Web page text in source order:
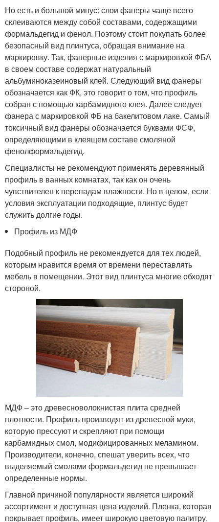
Но есть и большой минус: слои фанеры чаще всего
склеиваются между собой составами, содержащими
формальдегид и фенол. Поэтому стоит покупать более
безопасный вид плинтуса, обращая внимание на
маркировку. Так, фанерные изделия с маркировкой ФБА
в своем составе содержат натуральный
альбуминоказеиновый клей. Следующий вид фанеры
обозначается как ФК, это говорит о том, что профиль
собран с помощью карбамидного клея. Далее следует
фанера с маркировкой ФБ на бакелитовом лаке. Самый
токсичный вид фанеры обозначается буквами ФСФ,
определяющими в клеящем составе смоляной
фенолформальдегид.
Специалисты не рекомендуют применять деревянный
профиль в ванных комнатах, так как он очень
чувствителен к перепадам влажности. Но в целом, если
условия эксплуатации подходящие, плинтус будет
служить долгие годы.
Профиль из МДФ
Подобный профиль не рекомендуется для тех людей,
которым нравится время от времени переставлять
мебель в помещении. Этот вид плинтуса многие обходят
стороной.
МДФ – это древесноволокнистая плита средней
плотности. Профиль производят из древесной муки,
которую прессуют и скрепляют при помощи
карбамидных смол, модифицированных меламином.
Производители, конечно, спешат уверить всех, что
выделяемый смолами формальдегид не превышает
определенные нормы.
Главной причиной популярности является широкий
ассортимент и доступная цена изделий. Пленка, которая
покрывает профиль, имеет широкую цветовую палитру,